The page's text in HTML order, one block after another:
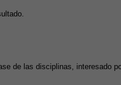
de las disciplinas, interesado